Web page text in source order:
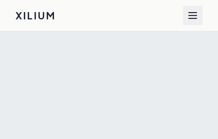
XILIUM